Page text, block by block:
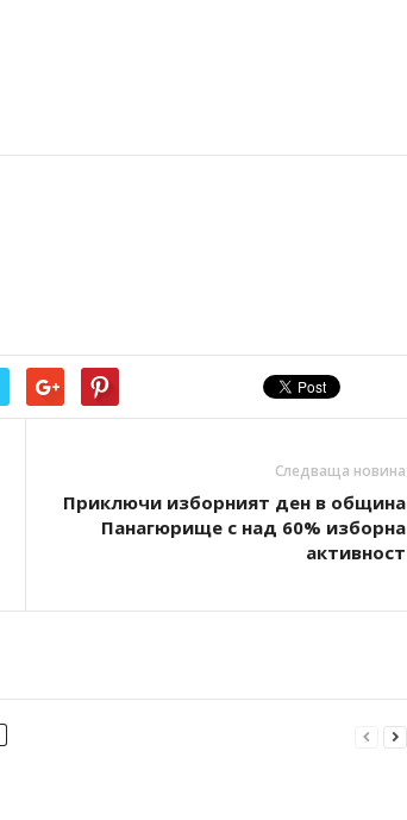
Следваща новина
Приключи изборният ден в община
Панагюрище с над 60% изборна
активност